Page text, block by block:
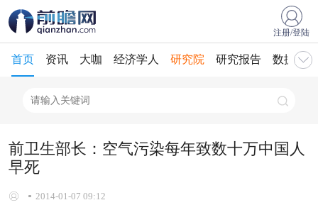
注册/登陆
首页 资讯 大咖 经济学人 研究院 研究报告 数据库
前卫生部长：空气污染每年致数十万中国人
早死
2014-01-07 09:12